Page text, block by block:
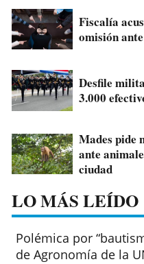
Fiscalía
omisión
Desfile
3.000
Mades pide
ante
ciudad
LO MÁS LEÍDO
Polémica por
de Agronomía de la